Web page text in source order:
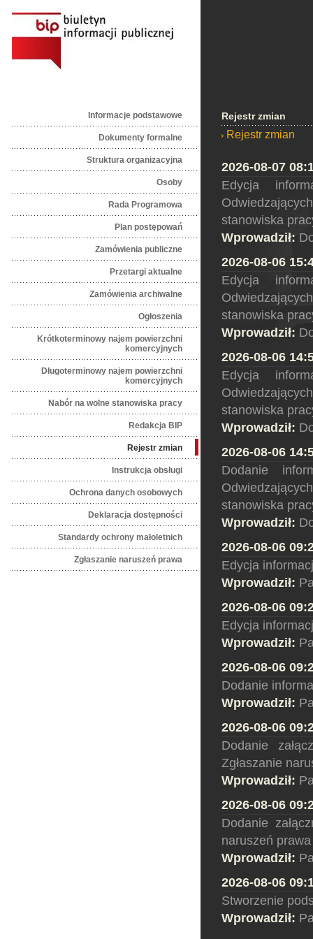
Informacje podstawowe
Dokumenty formalne
Struktura organizacyjna
Osoby
Rada Programowa
Plan postępowań
Zamówienia publiczne
Przetargi aktualne
Zamówienia archiwalne
Ogłoszenia
Krótkoterminowy najem powierzchni
komercyjnych
Długoterminowy najem powierzchni
komercyjnych
Nabór na wolne stanowiska pracy
Redakcja BIP
Rejestr zmian
Instrukcja obsługi
Ochrona danych osobowych
Deklaracja dostępności
Standardy ochrony małoletnich
Zgłaszanie naruszeń prawa
Rejestr zmian
Rejestr zmian
2026-08-07
Edycja
stanowiska
Wprowadził:
2026-08-06
Edycja
stanowiska
Wprowadził:
2026-08-06
Edycja
stanowiska
Wprowadził:
2026-08-06
Dodanie
stanowiska
Wprowadził:
2026-08-06
Edycja
Wprowadził:
2026-08-06
Edycja
Wprowadził:
2026-08-06
Dodanie
Wprowadził:
2026-08-06
Dodanie
Zgłaszanie
Wprowadził:
2026-08-06
Dodanie
naruszeń prawa
Wprowadził:
2026-08-06
Stworzenie
Wprowadził: